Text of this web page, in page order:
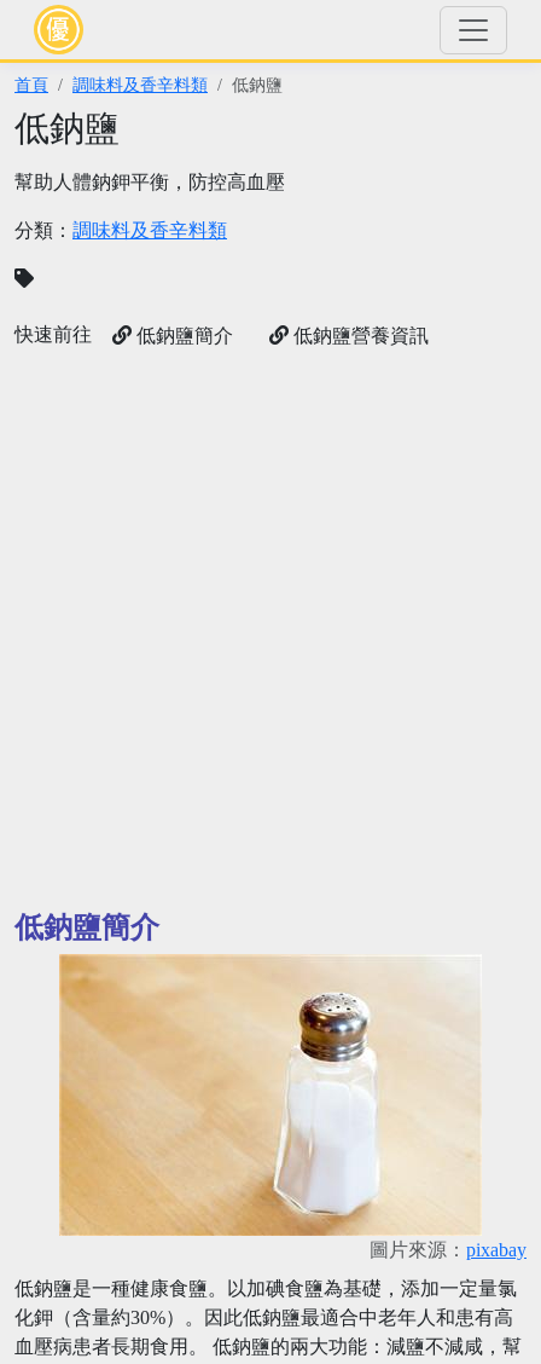
首頁 調味料及香辛料類 低鈉鹽
低鈉鹽
幫助人體鈉鉀平衡，防控高血壓
分類： 調味料及香辛料類
快速前往 低鈉鹽簡介 低鈉鹽營養資訊
低鈉鹽簡介
圖片來源： pixabay
低鈉鹽是一種健康食鹽。以加碘食鹽為基礎，添加一定量氯
化鉀（含量約30%）。因此低鈉鹽最適合中老年人和患有高
血壓病患者長期食用。 低鈉鹽的兩大功能：減鹽不減咸，幫